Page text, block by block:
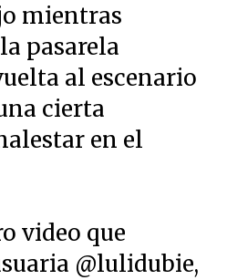
mientras
pasarela
al escenario
cierta
en el
video que
@lulidubie,